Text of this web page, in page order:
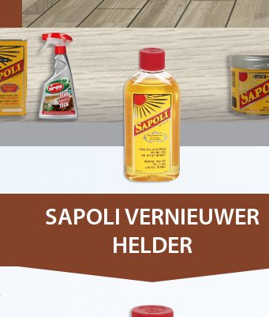
SAPOLI VERNIEUWER
HELDER